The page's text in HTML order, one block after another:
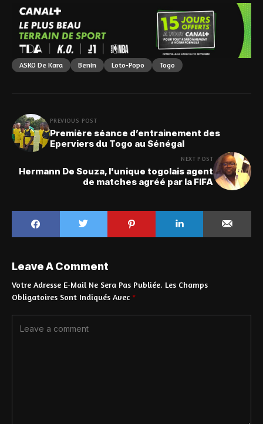
ASKO De Kara Benin Loto-Popo Togo
PREVIOUS POST
Première séance d’entrainement des
Eperviers du Togo au Sénégal
NEXT POST
Hermann De Souza, l'unique togolais agent
de matches agréé par la FIFA
Leave A Comment
Votre Adresse E-Mail Ne Sera Pas Publiée. Les Champs
Obligatoires Sont Indiqués Avec *